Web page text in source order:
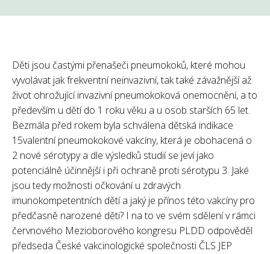
Děti jsou častými přenašeči pneumokoků, které mohou
vyvolávat jak frekventní neinvazivní, tak také závažnější až
život ohrožující invazivní pneumokoková onemocnění, a to
především u dětí do 1 roku věku a u osob starších 65 let.
Bezmála před rokem byla schválena dětská indikace
15valentní pneumokokové vakcíny, která je obohacená o
2 nové sérotypy a dle výsledků studií se jeví jako
potenciálně účinnější i při ochraně proti sérotypu 3. Jaké
jsou tedy možnosti očkování u zdravých
imunokompetentních dětí a jaký je přínos této vakcíny pro
předčasně narozené děti? I na to ve svém sdělení v rámci
červnového Mezioborového kongresu PLDD odpověděl
předseda České vakcinologické společnosti ČLS JEP